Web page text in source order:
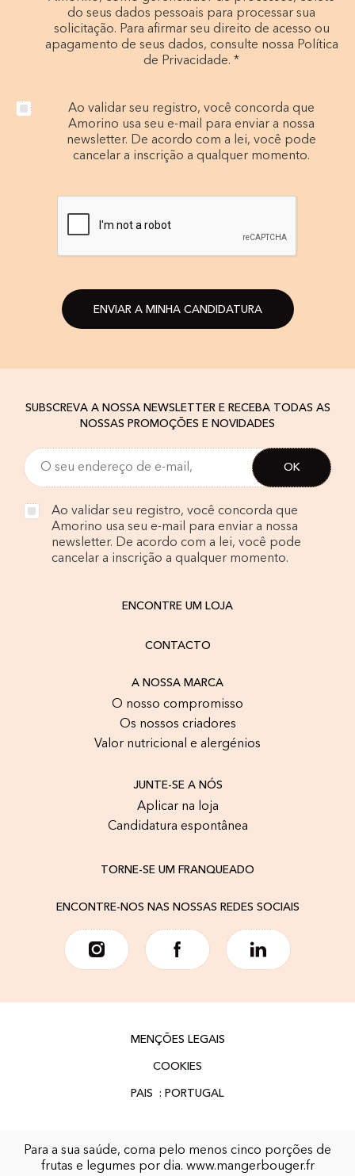
do seus dados pessoais para processar sua
solicitação. Para afirmar seu direito de acesso ou
apagamento de seus dados, consulte nossa Política
de Privacidade. *
Ao validar seu registro, você concorda que
Amorino usa seu e-mail para enviar a nossa
newsletter. De acordo com a lei, você pode
cancelar a inscrição a qualquer momento.
ENVIAR A MINHA CANDIDATURA
SUBSCREVA A NOSSA NEWSLETTER E RECEBA TODAS AS
NOSSAS PROMOÇÕES E NOVIDADES
Ao validar seu registro, você concorda que
Amorino usa seu e-mail para enviar a nossa
newsletter. De acordo com a lei, você pode
cancelar a inscrição a qualquer momento.
ENCONTRE UM LOJA
CONTACTO
A NOSSA MARCA
O nosso compromisso
Os nossos criadores
Valor nutricional e alergénios
JUNTE-SE A NÓS
Aplicar na loja
Candidatura espontânea
TORNE-SE UM FRANQUEADO
ENCONTRE-NOS NAS NOSSAS REDES SOCIAIS
MENÇÕES LEGAIS
COOKIES
Para a sua saúde, coma pelo menos cinco porções de
frutas e legumes por dia. www.mangerbouger.fr